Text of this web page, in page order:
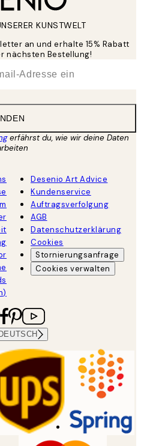
KUNSTWELT
an und erhalte 15% Rabatt
nächsten Bestellung!
erfährst du, wie wir deine Daten
Desenio Art Advice
Kundenservice
Auftragsverfolgung
AGB
Datenschutzerklärung
Cookies
Stornierungsanfrage
Cookies verwalten
DEUTSCH